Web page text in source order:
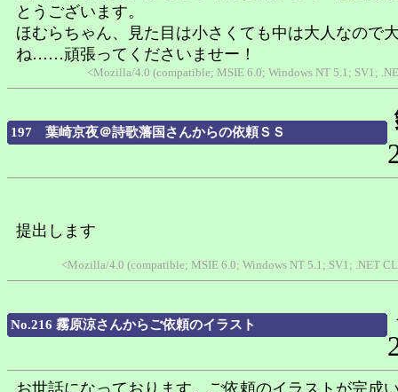
とうございます。
ほむらちゃん、見た目は小さくても中は大人なので
ね……頑張ってくださいませー！
<Mozilla/4.0 (compatible; MSIE 6.0; Windows NT 5.1; SV1;
197 葉崎京夜＠詩歌藩国さんからの依頼ＳＳ
提出します
<Mozilla/4.0 (compatible; MSIE 6.0; Windows NT 5.1; SV1; .NET
No.216 霧原涼さんからご依頼のイラスト
お世話になっております。ご依頼のイラストが完成